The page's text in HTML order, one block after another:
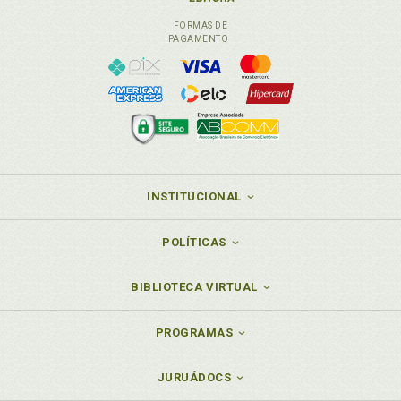
Precoma/Fernando Francisco de Gois/Orly Zucatto
Mantovani de Assis, p. 81
Resiliência e busca de sentido na história de vida de
um adolescente institucionalizado. Janete Maria da
Silva Batista/Liliana Maria Labronici, p. 199
Resiliência. Representações de violência e de
resiliência: diálogos com a pedagogia dos sonhos e a
tessitura das redes de proteção social. Eliane
Gois/Orly Zucatto Mantovani de Assis, p. 81
Rodrigo Reis Navarro. O conflito na relação entre
adolescentes e educadores de uma ONG. Rodrigo
Reis Navarro/Araci Asinelli-Luz, p. 149
Solange Marques Rossato. Meninos e meninas de
rua: representações e políticas de atendimento.
identidade em adolescentes em situação de
FORMAS DE
PAGAMENTO
INSTITUCIONAL
POLÍTICAS
BIBLIOTECA VIRTUAL
PROGRAMAS
JURUÁDOCS